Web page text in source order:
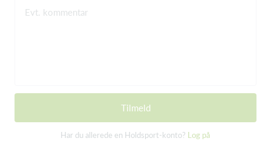
Evt. kommentar
Tilmeld
Har du allerede en Holdsport-konto? Log på